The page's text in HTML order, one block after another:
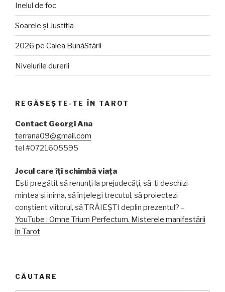
Inelul de foc
Soarele și Justiția
2026 pe Calea BunăStării
Nivelurile durerii
REGĂSEȘTE-TE ÎN TAROT
Contact Georgi Ana
terrana09@gmail.com
tel #0721605595
Jocul care îți schimbă viața
Ești pregătit să renunți la prejudecăți, să-ți deschizi
mintea și inima, să înțelegi trecutul, să proiectezi
conștient viitorul, să TRĂIEȘTI deplin prezentul? –
YouTube : Omne Trium Perfectum. Misterele manifestării
în Tarot
CĂUTARE